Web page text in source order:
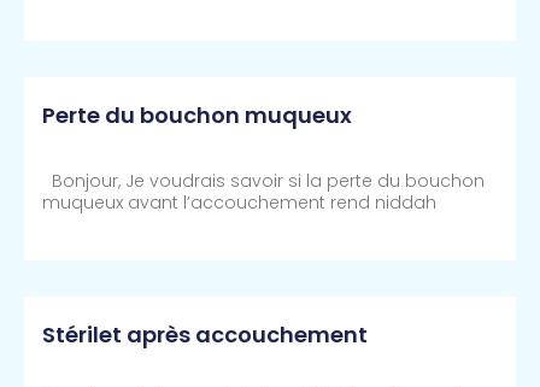
Perte du bouchon muqueux
Bonjour, Je voudrais savoir si la perte du bouchon
muqueux avant l’accouchement rend niddah
Stérilet après accouchement